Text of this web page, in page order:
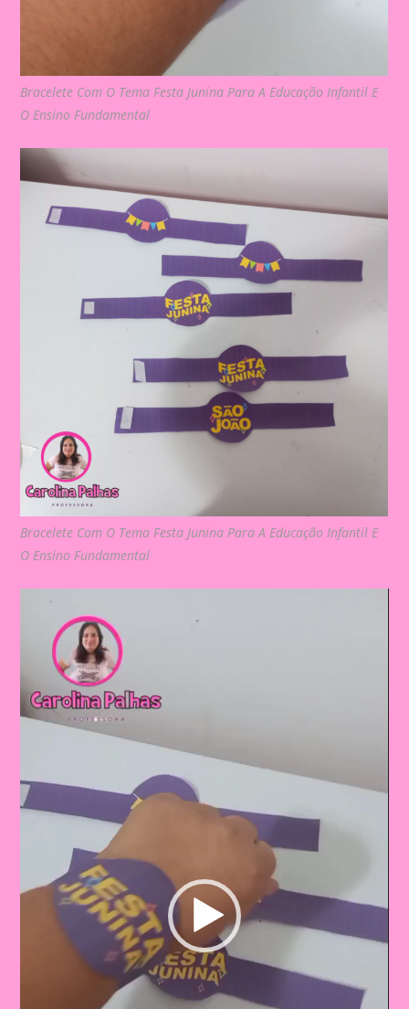
Bracelete Com O Tema Festa Junina Para A Educação Infantil E
O Ensino Fundamental
Bracelete Com O Tema Festa Junina Para A Educação Infantil E
O Ensino Fundamental
Video